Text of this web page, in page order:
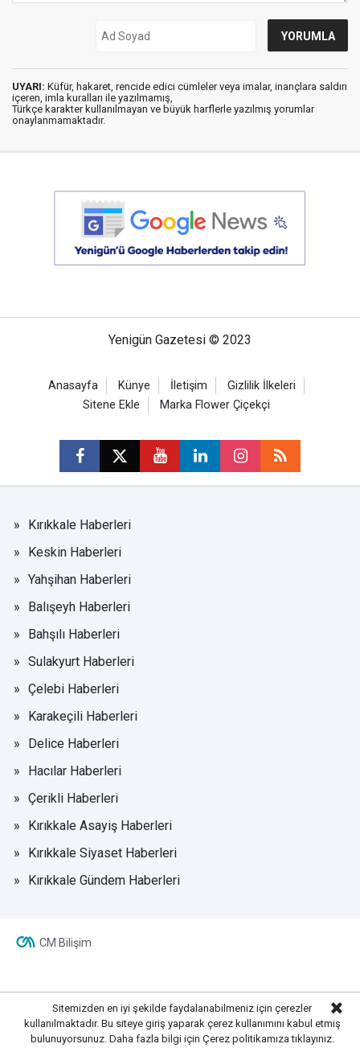
UYARI: Küfür, hakaret, rencide edici cümleler veya imalar, inançlara saldırı
içeren, imla kuralları ile yazılmamış,
Türkçe karakter kullanılmayan ve büyük harflerle yazılmış yorumlar
onaylanmamaktadır.
Yenigün Gazetesi © 2023
Anasayfa Künye İletişim
Gizlilik İlkeleri
Sitene Ekle
Marka Flower Çiçekçi
Kırıkkale Haberleri
Keskin Haberleri
Yahşihan Haberleri
Balışeyh Haberleri
Bahşılı Haberleri
Sulakyurt Haberleri
Çelebi Haberleri
Karakeçili Haberleri
Delice Haberleri
Hacılar Haberleri
Çerikli Haberleri
Kırıkkale Asayiş Haberleri
Kırıkkale Siyaset Haberleri
Kırıkkale Gündem Haberleri
CM Bilişim
Sitemizden en iyi şekilde faydalanabilmeniz için çerezler
kullanılmaktadır. Bu siteye giriş yaparak çerez kullanımını kabul etmiş
bulunuyorsunuz. Daha fazla bilgi için Çerez politikamıza tıklayınız.